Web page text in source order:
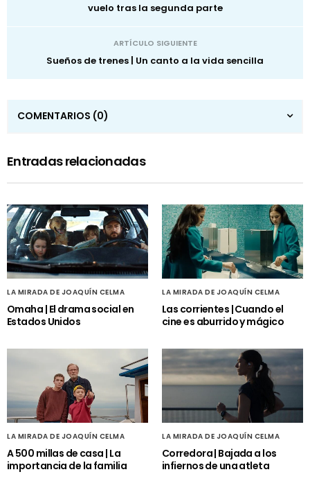
vuelo tras la segunda parte
ARTÍCULO SIGUIENTE
Sueños de trenes | Un canto a la vida sencilla
COMENTARIOS (0)
Entradas relacionadas
LA MIRADA DE JOAQUÍN CELMA
Omaha | El drama social en
Estados Unidos
LA MIRADA DE JOAQUÍN CELMA
Las corrientes | Cuando el
cine es aburrido y mágico
LA MIRADA DE JOAQUÍN CELMA
A 500 millas de casa | La
importancia de la familia
LA MIRADA DE JOAQUÍN CELMA
Corredora | Bajada a los
infiernos de una atleta